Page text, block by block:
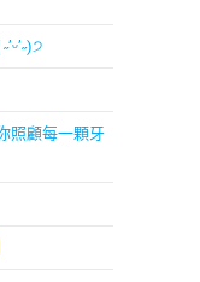
照顧每一顆牙